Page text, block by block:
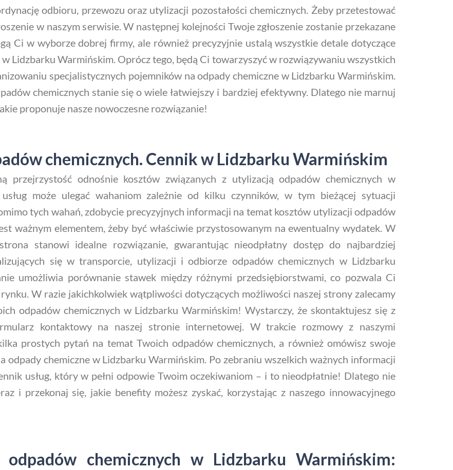
odbioru, przewozu oraz utylizacji pozostałości chemicznych. Żeby przetestować
w naszym serwisie. W następnej kolejności Twoje zgłoszenie zostanie przekazane
Ci w wyborze dobrej firmy, ale również precyzyjnie ustalą wszystkie detale dotyczące
Lidzbarku Warmińskim. Oprócz tego, będą Ci towarzyszyć w rozwiązywaniu wszystkich
specjalistycznych pojemników na odpady chemiczne w Lidzbarku Warmińskim.
chemicznych stanie się o wiele łatwiejszy i bardziej efektywny. Dlatego nie marnuj
proponuje nasze nowoczesne rozwiązanie!
chemicznych. Cennik w Lidzbarku Warmińskim
przejrzystość odnośnie kosztów związanych z utylizacją odpadów chemicznych w
może ulegać wahaniom zależnie od kilku czynników, w tym bieżącej sytuacji
tych wahań, zdobycie precyzyjnych informacji na temat kosztów utylizacji odpadów
ważnym elementem, żeby być właściwie przystosowanym na ewentualny wydatek. W
stanowi idealne rozwiązanie, gwarantując nieodpłatny dostęp do najbardziej
się w transporcie, utylizacji i odbiorze odpadów chemicznych w Lidzbarku
umożliwia porównanie stawek między różnymi przedsiębiorstwami, co pozwala Ci
W razie jakichkolwiek wątpliwości dotyczących możliwości naszej strony zalecamy
odpadów chemicznych w Lidzbarku Warmińskim! Wystarczy, że skontaktujesz się z
kontaktowy na naszej stronie internetowej. W trakcie rozmowy z naszymi
prostych pytań na temat Twoich odpadów chemicznych, a również omówisz swoje
odpady chemiczne w Lidzbarku Warmińskim. Po zebraniu wszelkich ważnych informacji
usług, który w pełni odpowie Twoim oczekiwaniom – i to nieodpłatnie! Dlatego nie
i przekonaj się, jakie benefity możesz zyskać, korzystając z naszego innowacyjnego
chemicznych w Lidzbarku Warmińskim: